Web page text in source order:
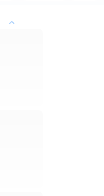
назад